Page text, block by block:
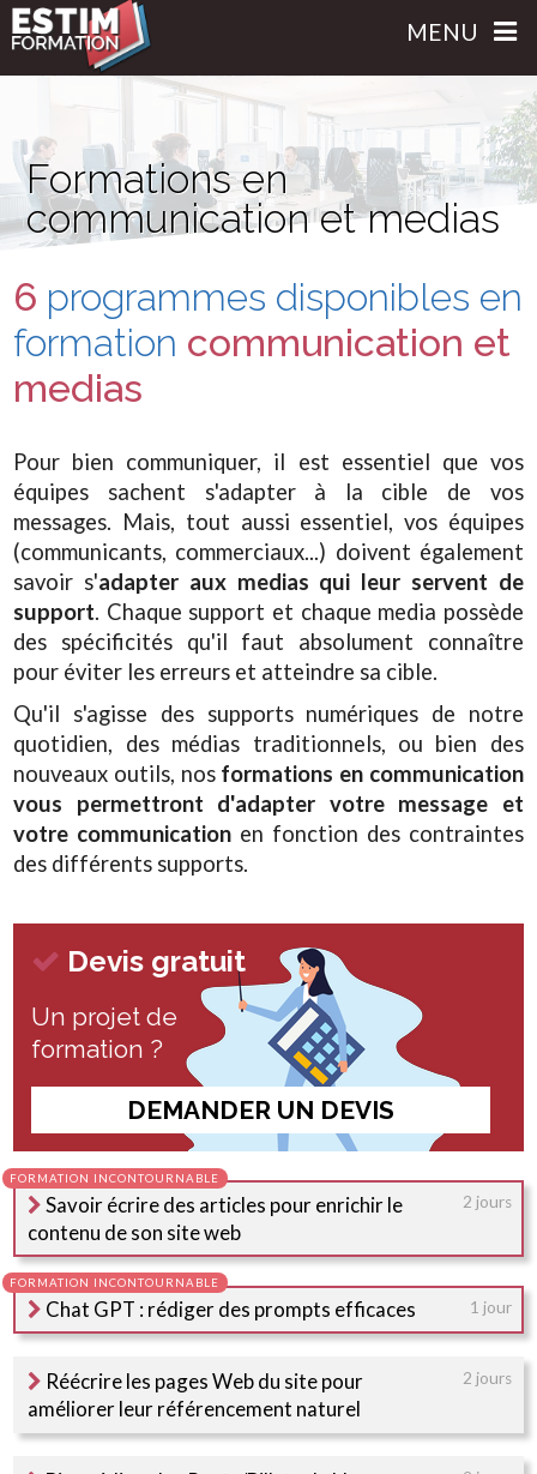
MENU
Formations en
communication et medias
6 programmes disponibles en
formation communication et
medias
Pour bien communiquer, il est essentiel que vos
équipes sachent s'adapter à la cible de vos
messages. Mais, tout aussi essentiel, vos équipes
(communicants, commerciaux...) doivent également
savoir s'adapter aux medias qui leur servent de
support. Chaque support et chaque media possède
des spécificités qu'il faut absolument connaître
pour éviter les erreurs et atteindre sa cible.
Qu'il s'agisse des supports numériques de notre
quotidien, des médias traditionnels, ou bien des
nouveaux outils, nos formations en communication
vous permettront d'adapter votre message et
votre communication en fonction des contraintes
des différents supports.
Devis gratuit
Un projet de
formation ?
DEMANDER UN DEVIS
Savoir écrire des articles pour enrichir le
contenu de son site web
2 jours
Chat GPT : rédiger des prompts efficaces 1 jour
Réécrire les pages Web du site pour
améliorer leur référencement naturel
2 jours